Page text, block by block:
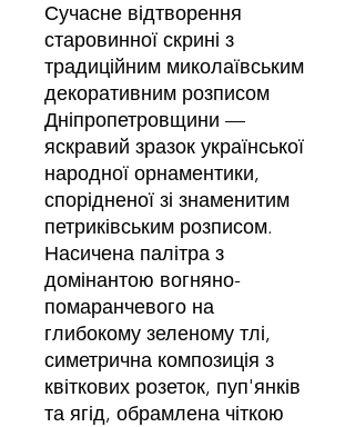
Сучасне відтворення
старовинної скрині з
традиційним миколаївським
декоративним розписом
Дніпропетровщини —
яскравий зразок української
народної орнаментики,
спорідненої зі знаменитим
петриківським розписом.
Насичена палітра з
домінантою вогняно-
помаранчевого на
глибокому зеленому тлі,
симетрична композиція з
квіткових розеток, пуп'янків
та ягід, обрамлена чіткою